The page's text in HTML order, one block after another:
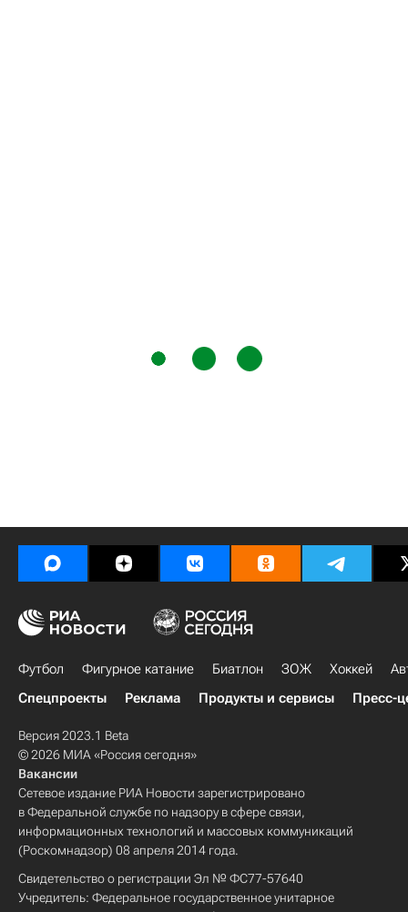
Футбол Фигурное катание Биатлон ЗОЖ Хоккей
Спецпроекты
Реклама Продукты и сервисы Пресс-
Версия 2023.1 Beta
© 2026 МИА «Россия сегодня»
Вакансии
Сетевое издание РИА Новости зарегистрировано
в Федеральной службе по надзору в сфере связи,
информационных технологий и массовых коммуникаций
(Роскомнадзор) 08 апреля 2014 года.
Свидетельство о регистрации Эл № ФС77-57640
Учредитель: Федеральное государственное унитарное